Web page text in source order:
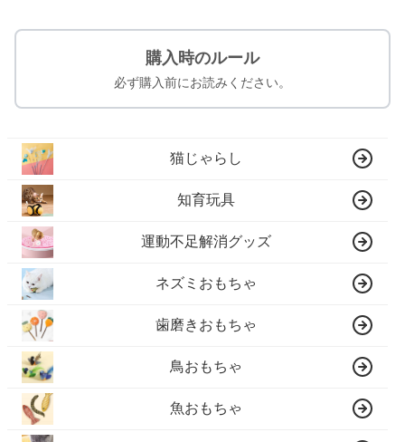
購入時のルール
必ず購入前にお読みください。
猫じゃらし
知育玩具
運動不足解消グッズ
ネズミおもちゃ
歯磨きおもちゃ
鳥おもちゃ
魚おもちゃ